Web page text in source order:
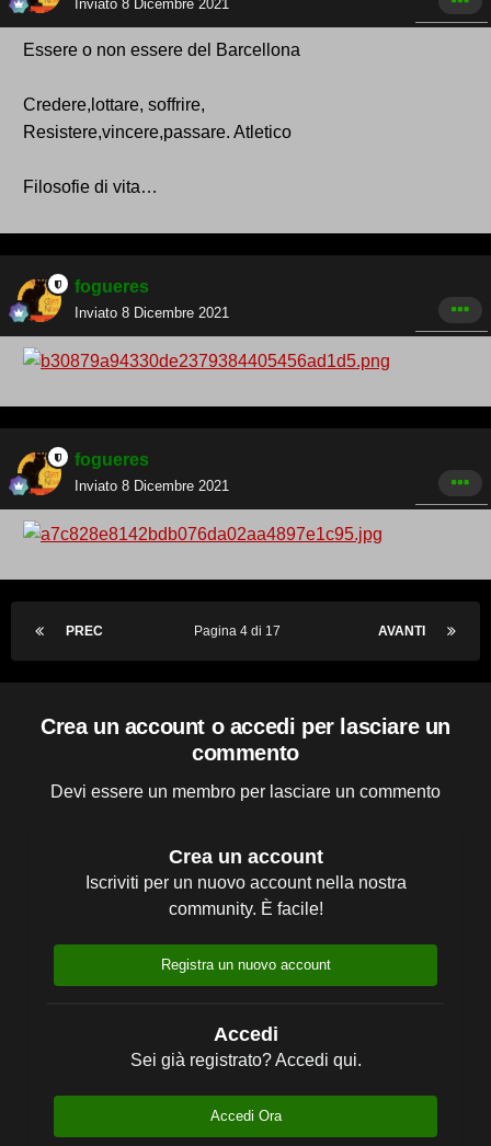
Inviato 8 Dicembre 2021
Essere o non essere del Barcellona
Credere,lottare, soffrire,
Resistere,vincere,passare. Atletico
Filosofie di vita…
fogueres
Inviato 8 Dicembre 2021
fogueres
Inviato 8 Dicembre 2021
PREC AVANTI
Pagina 4 di 17
Crea un account o accedi per lasciare un
commento
Devi essere un membro per lasciare un commento
Crea un account
Iscriviti per un nuovo account nella nostra
community. È facile!
Registra un nuovo account
Accedi
Sei già registrato? Accedi qui.
Accedi Ora